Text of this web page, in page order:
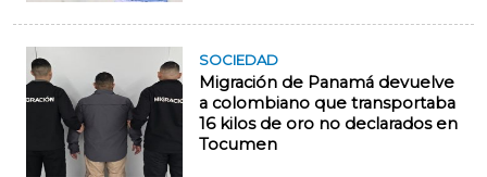
SOCIEDAD
Migración de Panamá devuelve
a colombiano que transportaba
16 kilos de oro no declarados en
Tocumen